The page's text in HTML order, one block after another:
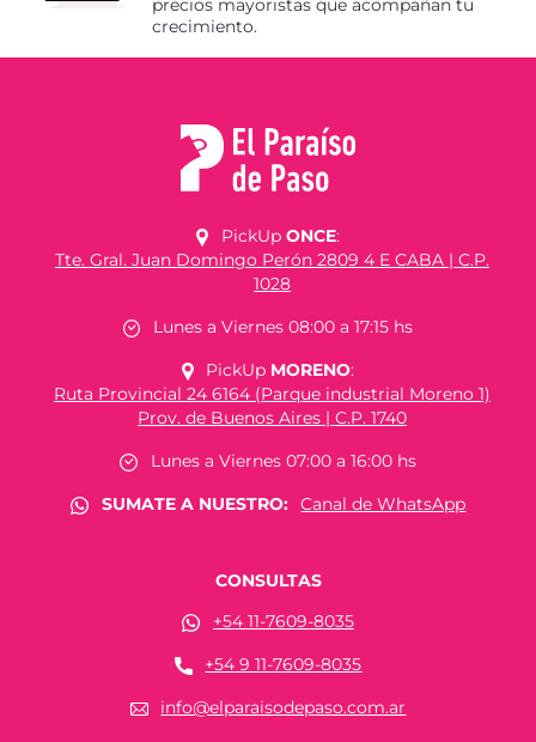
precios mayoristas que acompañan tu
crecimiento.
PickUp ONCE:
Tte. Gral. Juan Domingo Perón 2809 4 E CABA | C.P.
1028
Lunes a Viernes 08:00 a 17:15 hs
PickUp MORENO:
Ruta Provincial 24 6164 (Parque industrial Moreno 1)
Prov. de Buenos Aires | C.P. 1740
Lunes a Viernes 07:00 a 16:00 hs
SUMATE A NUESTRO:
Canal de WhatsApp
CONSULTAS
+54 11-7609-8035
+54 9 11-7609-8035
info@elparaisodepaso.com.ar